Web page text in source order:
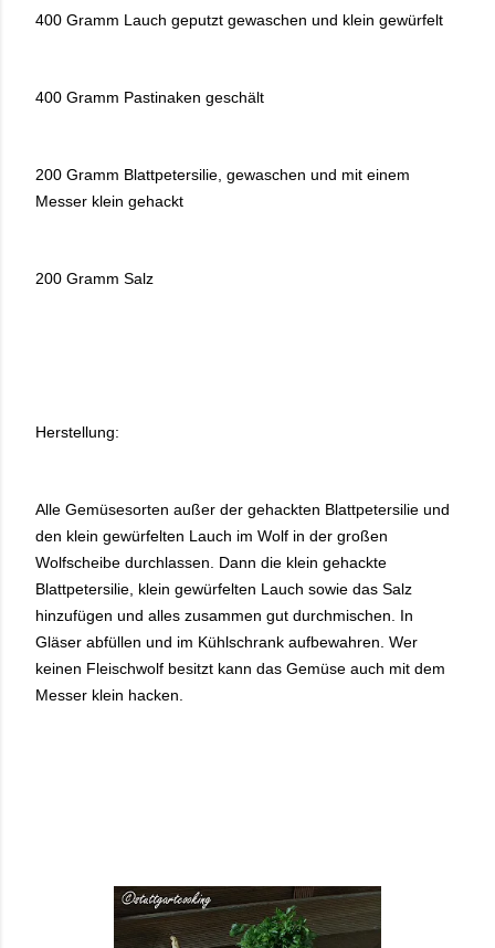
400 Gramm Lauch geputzt gewaschen und klein gewürfelt
400 Gramm Pastinaken geschält
200 Gramm Blattpetersilie, gewaschen und mit einem
Messer klein gehackt
200 Gramm Salz
Herstellung:
Alle Gemüsesorten außer der gehackten Blattpetersilie und
den klein gewürfelten Lauch im Wolf in der großen
Wolfscheibe durchlassen. Dann die klein gehackte
Blattpetersilie, klein gewürfelten Lauch sowie das Salz
hinzufügen und alles zusammen gut durchmischen. In
Gläser abfüllen und im Kühlschrank aufbewahren. Wer
keinen Fleischwolf besitzt kann das Gemüse auch mit dem
Messer klein hacken.